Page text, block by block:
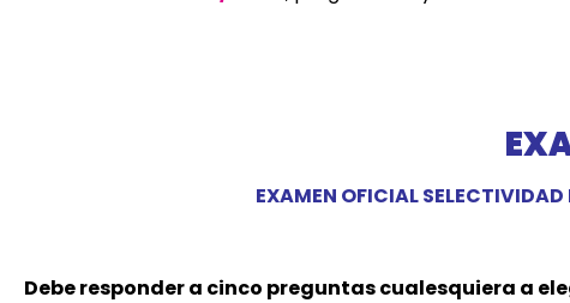
EXAMEN OFICIAL
Debe responder a cinco preguntas cualesquiera a